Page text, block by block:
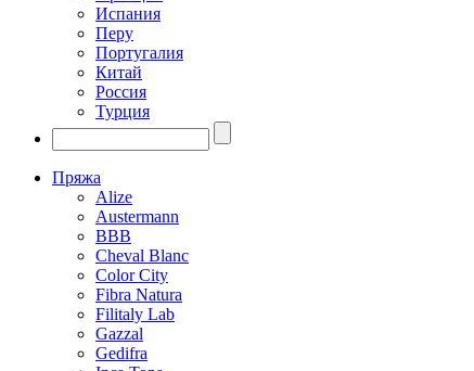
Испания
Перу
Португалия
Китай
Россия
Турция
Пряжа
Alize
Austermann
BBB
Cheval Blanc
Color City
Fibra Natura
Filitaly Lab
Gazzal
Gedifra